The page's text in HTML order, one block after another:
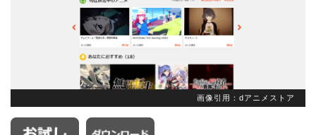
画像引用：dアニメストア